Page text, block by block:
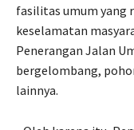
fasilitas umum yang
keselamatan
Penerangan Jalan
bergelombang,
lainnya.